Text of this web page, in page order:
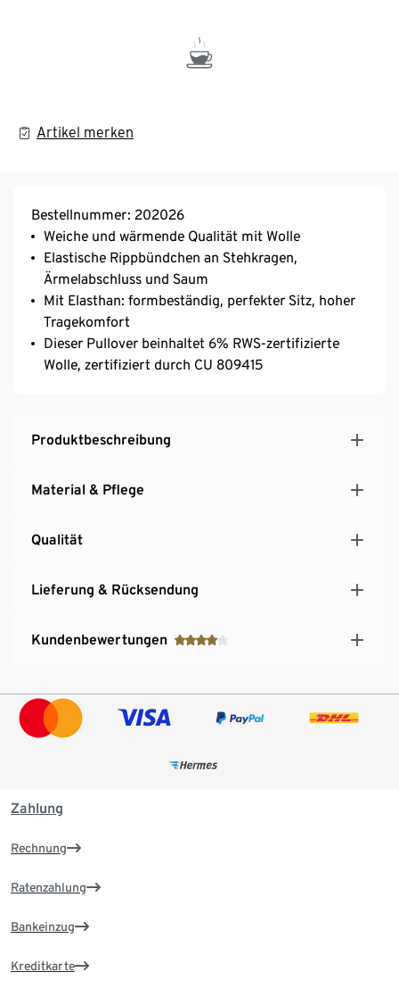
Artikel merken
Bestellnummer: 202026
Weiche und wärmende Qualität mit Wolle
Elastische Rippbündchen an Stehkragen,
Ärmelabschluss und Saum
Mit Elasthan: formbeständig, perfekter Sitz, hoher
Tragekomfort
Dieser Pullover beinhaltet 6% RWS-zertifizierte
Wolle, zertifiziert durch CU 809415
Produktbeschreibung
Material & Pflege
Qualität
Lieferung & Rücksendung
Kundenbewertungen
Zahlung
Rechnung
Ratenzahlung
Bankeinzug
Kreditkarte